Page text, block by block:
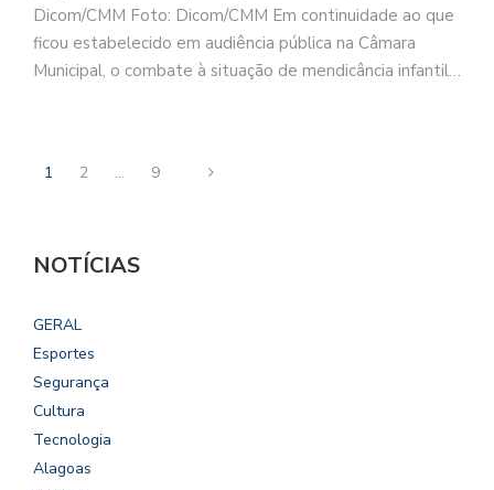
Dicom/CMM Foto: Dicom/CMM Em continuidade ao que
ficou estabelecido em audiência pública na Câmara
Municipal, o combate à situação de mendicância infantil…
1 2 … 9
NOTÍCIAS
GERAL
Esportes
Segurança
Cultura
Tecnologia
Alagoas